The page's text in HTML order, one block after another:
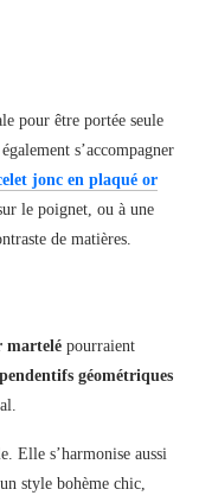
pour être portée seule
s’accompagner
jonc en plaqué or
le poignet, ou à une
de matières.
martelé pourraient
pendentifs géométriques
Elle s’harmonise aussi
un style bohème chic,